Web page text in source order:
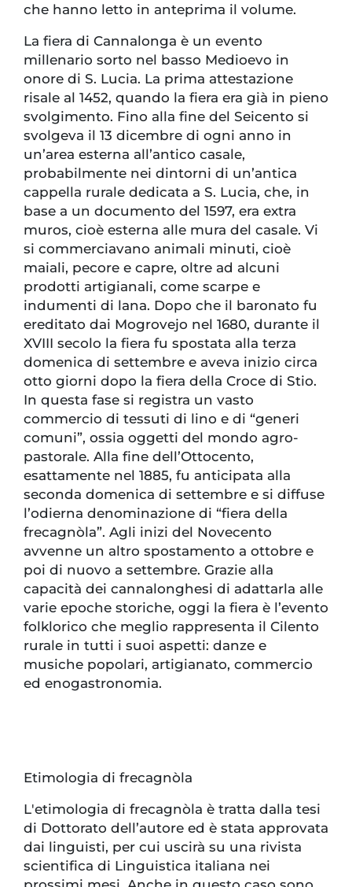
che hanno letto in anteprima il volume.
La fiera di Cannalonga è un evento
millenario sorto nel basso Medioevo in
onore di S. Lucia. La prima attestazione
risale al 1452, quando la fiera era già in pieno
svolgimento. Fino alla fine del Seicento si
svolgeva il 13 dicembre di ogni anno in
un’area esterna all’antico casale,
probabilmente nei dintorni di un’antica
cappella rurale dedicata a S. Lucia, che, in
base a un documento del 1597, era extra
muros, cioè esterna alle mura del casale. Vi
si commerciavano animali minuti, cioè
maiali, pecore e capre, oltre ad alcuni
prodotti artigianali, come scarpe e
indumenti di lana. Dopo che il baronato fu
ereditato dai Mogrovejo nel 1680, durante il
XVIII secolo la fiera fu spostata alla terza
domenica di settembre e aveva inizio circa
otto giorni dopo la fiera della Croce di Stio.
In questa fase si registra un vasto
commercio di tessuti di lino e di “generi
comuni”, ossia oggetti del mondo agro-
pastorale. Alla fine dell’Ottocento,
esattamente nel 1885, fu anticipata alla
seconda domenica di settembre e si diffuse
l’odierna denominazione di “fiera della
frecagnòla”. Agli inizi del Novecento
avvenne un altro spostamento a ottobre e
poi di nuovo a settembre. Grazie alla
capacità dei cannalonghesi di adattarla alle
varie epoche storiche, oggi la fiera è l’evento
folklorico che meglio rappresenta il Cilento
rurale in tutti i suoi aspetti: danze e
musiche popolari, artigianato, commercio
ed enogastronomia.
Etimologia di frecagnòla
L'etimologia di frecagnòla è tratta dalla tesi
di Dottorato dell’autore ed è stata approvata
dai linguisti, per cui uscirà su una rivista
scientifica di Linguistica italiana nei